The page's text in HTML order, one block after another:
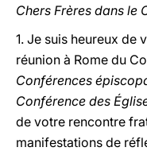
Chers Frères dans le
1. Je suis heureux de
réunion à Rome du
Conférences
Conférence des
de votre rencontre
manifestations de